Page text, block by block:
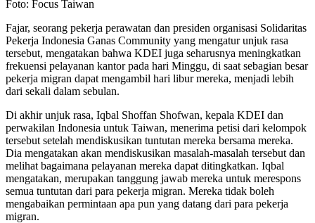
Foto: Focus Taiwan
Fajar, seorang pekerja perawatan dan presiden organisasi Solidaritas
Pekerja Indonesia Ganas Community yang mengatur unjuk rasa
tersebut, mengatakan bahwa KDEI juga seharusnya meningkatkan
frekuensi pelayanan kantor pada hari Minggu, di saat sebagian besar
pekerja migran dapat mengambil hari libur mereka, menjadi lebih
dari sekali dalam sebulan.
Di akhir unjuk rasa, Iqbal Shoffan Shofwan, kepala KDEI dan
perwakilan Indonesia untuk Taiwan, menerima petisi dari kelompok
tersebut setelah mendiskusikan tuntutan mereka bersama mereka.
Dia mengatakan akan mendiskusikan masalah-masalah tersebut dan
melihat bagaimana pelayanan mereka dapat ditingkatkan. Iqbal
mengatakan, merupakan tanggung jawab mereka untuk merespons
semua tuntutan dari para pekerja migran. Mereka tidak boleh
mengabaikan permintaan apa pun yang datang dari para pekerja
migran.